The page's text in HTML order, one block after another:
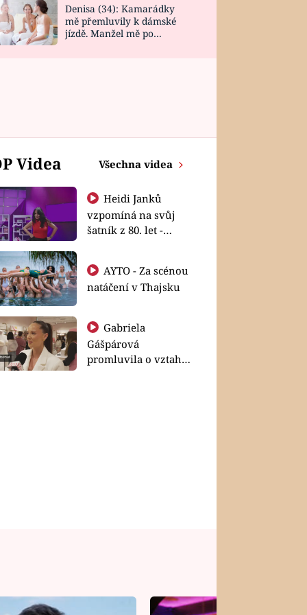
Denisa (34): Kamarádky
mě přemluvily k dámské
jízdě. Manžel mě po
Videa Všechna videa
Heidi Janků
vzpomíná na svůj
šatník z 80. let -
natáčení v Thajsku
Gabriela
Gášpárová
promluvila o vztahu